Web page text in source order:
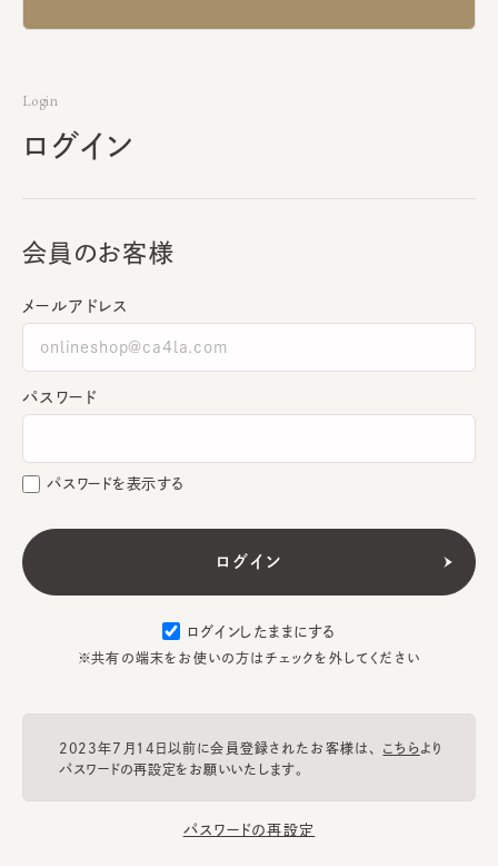
Login
ログイン
会員のお客様
メールアドレス
パスワード
パスワードを表示する
ログインしたままにする
※共有の端末をお使いの方はチェックを外してください
2023年7月14日以前に会員登録されたお客様は、 こちらより
パスワードの再設定をお願いいたします。
パスワードの再設定